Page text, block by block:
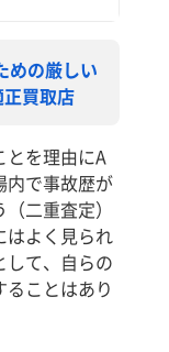
めの厳しい
買取店
を理由にA
内で事故歴が
二重査定）
はよく見られ
して、自らの
ことはあり